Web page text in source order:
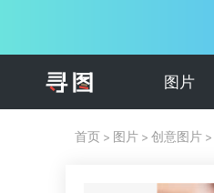
图片
首页 > 图片 > 创意图片 >